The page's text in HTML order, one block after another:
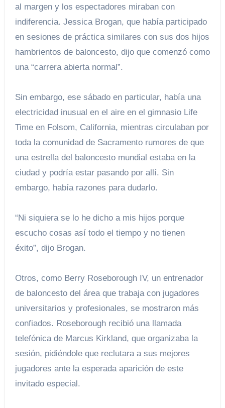
al margen y los espectadores miraban con
indiferencia. Jessica Brogan, que había participado
en sesiones de práctica similares con sus dos hijos
hambrientos de baloncesto, dijo que comenzó como
una “carrera abierta normal”.
Sin embargo, ese sábado en particular, había una
electricidad inusual en el aire en el gimnasio Life
Time en Folsom, California, mientras circulaban por
toda la comunidad de Sacramento rumores de que
una estrella del baloncesto mundial estaba en la
ciudad y podría estar pasando por allí. Sin
embargo, había razones para dudarlo.
“Ni siquiera se lo he dicho a mis hijos porque
escucho cosas así todo el tiempo y no tienen
éxito”, dijo Brogan.
Otros, como Berry Roseborough IV, un entrenador
de baloncesto del área que trabaja con jugadores
universitarios y profesionales, se mostraron más
confiados. Roseborough recibió una llamada
telefónica de Marcus Kirkland, que organizaba la
sesión, pidiéndole que reclutara a sus mejores
jugadores ante la esperada aparición de este
invitado especial.